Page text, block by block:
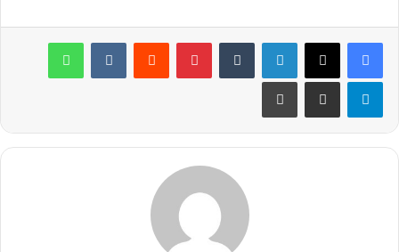
لینکدین ‫تامبلر پینترست‫رددیت ‫VKontakteواتس آپ
تلگرام اشتراک گذاری از طریق ایمیل چاپ